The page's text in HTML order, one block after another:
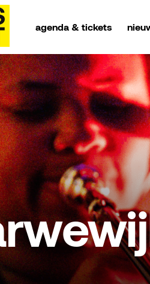
agenda & tickets
& tickets